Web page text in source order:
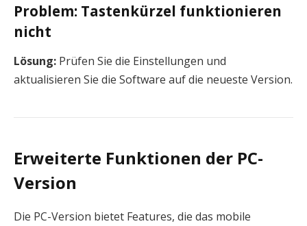
Problem: Tastenkürzel funktionieren
nicht
Lösung: Prüfen Sie die Einstellungen und
aktualisieren Sie die Software auf die neueste Version.
Erweiterte Funktionen der PC-
Version
Die PC-Version bietet Features, die das mobile